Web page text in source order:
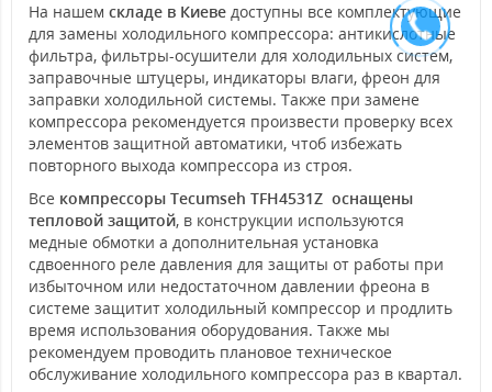
На нашем складе в Киеве доступны все комплектующие
для замены холодильного компрессора: антикислотные
фильтра, фильтры-осушители для холодильных систем,
заправочные штуцеры, индикаторы влаги, фреон для
заправки холодильной системы. Также при замене
компрессора рекомендуется произвести проверку всех
элементов защитной автоматики, чтоб избежать
повторного выхода компрессора из строя.
Все компрессоры Tecumseh TFH4531Z оснащены
тепловой защитой, в конструкции используются
медные обмотки а дополнительная установка
сдвоенного реле давления для защиты от работы при
избыточном или недостаточном давлении фреона в
системе защитит холодильный компрессор и продлить
время использования оборудования. Также мы
рекомендуем проводить плановое техническое
обслуживание холодильного компрессора раз в квартал.